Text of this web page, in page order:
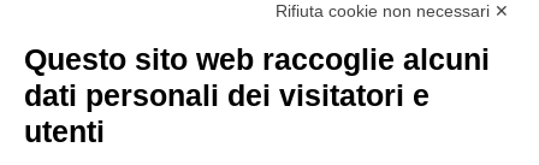
Orari di apertura
Rifiuta cookie non necessari ✕
Questo sito web raccoglie alcuni
dati personali dei visitatori e
utenti